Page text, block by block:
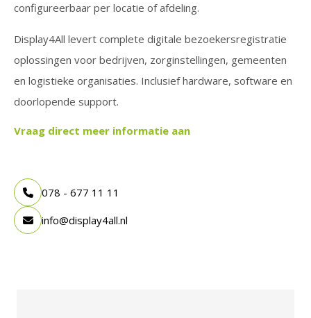
configureerbaar per locatie of afdeling.
Display4All levert complete digitale bezoekersregistratie
oplossingen voor bedrijven, zorginstellingen, gemeenten
en logistieke organisaties. Inclusief hardware, software en
doorlopende support.
Vraag direct meer informatie aan
078 - 677 11 11
info@display4all.nl